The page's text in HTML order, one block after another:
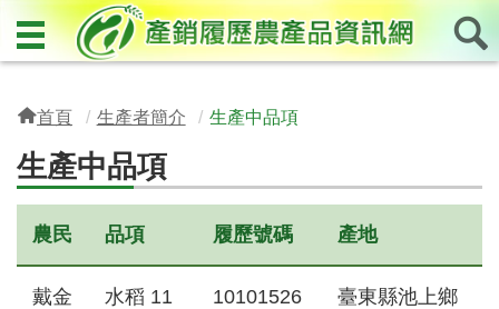
首頁 生產者簡介 生產中品項
生產中品項
農民 品項 履歷號碼 產地
戴金
水稻 11
10101526
臺東縣池上鄉